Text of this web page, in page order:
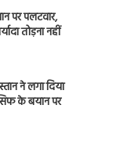
पर पलटवार,
तोड़ना नहीं
ने लगा दिया
के बयान पर